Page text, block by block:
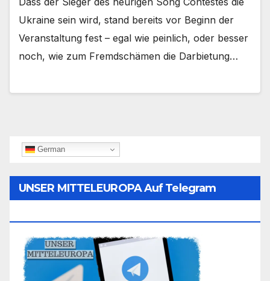
Ukraine sein wird, stand bereits vor Beginn der
Veranstaltung fest – egal wie peinlich, oder besser
noch, wie zum Fremdschämen die Darbietung…
German
UNSER MITTELEUROPA Auf Telegram